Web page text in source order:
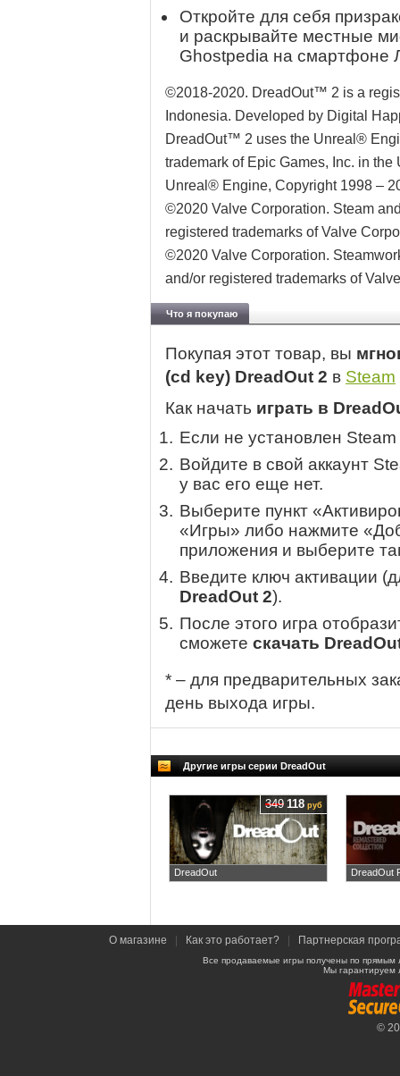
Откройте для себя
и раскрывайте местные
Ghostpedia на смартфоне
©2018-2020. DreadOut™ 2 is a
Indonesia. Developed by Digital
DreadOut™ 2 uses the Unreal®
trademark of Epic Games, Inc. in
Unreal® Engine, Copyright 1998 –
©2020 Valve Corporation. Steam
registered trademarks of Valve
©2020 Valve Corporation.
and/or registered trademarks of
Что я покупаю
Покупая этот товар, вы
(cd key) DreadOut 2 в Steam
Как начать играть в
Если не установлен
Войдите в свой аккаунт
у вас его еще нет.
Выберите пункт
«Игры» либо нажмите
приложения и выберите
Введите ключ активации
DreadOut 2).
После этого игра
сможете скачать
* – для предварительных
день выхода игры.
Другие игры серии DreadOut
DreadOut
349 118 руб
DreadOut
О магазине Как это работает? Партнерская
Все продаваемые игры получены по
Мы гарантируем
©